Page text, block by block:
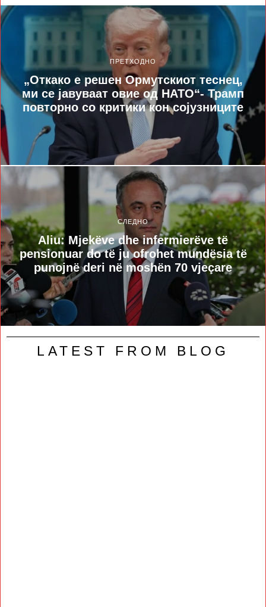
ПРЕТХОДНО
„Откако е решен Ормутскиот теснец,
ми се јавуваат овие од НАТО“- Трамп
повторно со критики кон сојузниците
СЛЕДНО
Aliu: Mjekëve dhe infermierëve të
pensionuar do të ju ofrohet mundësia të
punojnë deri në moshën 70 vjeçare
LATEST FROM BLOG